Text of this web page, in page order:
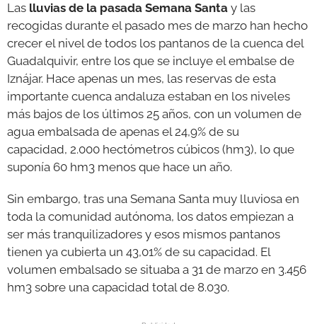
Las lluvias de la pasada Semana Santa y las
recogidas durante el pasado mes de marzo han hecho
crecer el nivel de todos los pantanos de la cuenca del
Guadalquivir, entre los que se incluye el embalse de
Iznájar. Hace apenas un mes, las reservas de esta
importante cuenca andaluza estaban en los niveles
más bajos de los últimos 25 años, con un volumen de
agua embalsada de apenas el 24,9% de su
capacidad, 2.000 hectómetros cúbicos (hm3), lo que
suponía 60 hm3 menos que hace un año.
Sin embargo, tras una Semana Santa muy lluviosa en
toda la comunidad autónoma, los datos empiezan a
ser más tranquilizadores y esos mismos pantanos
tienen ya cubierta un 43,01% de su capacidad. El
volumen embalsado se situaba a 31 de marzo en 3.456
hm3 sobre una capacidad total de 8.030.